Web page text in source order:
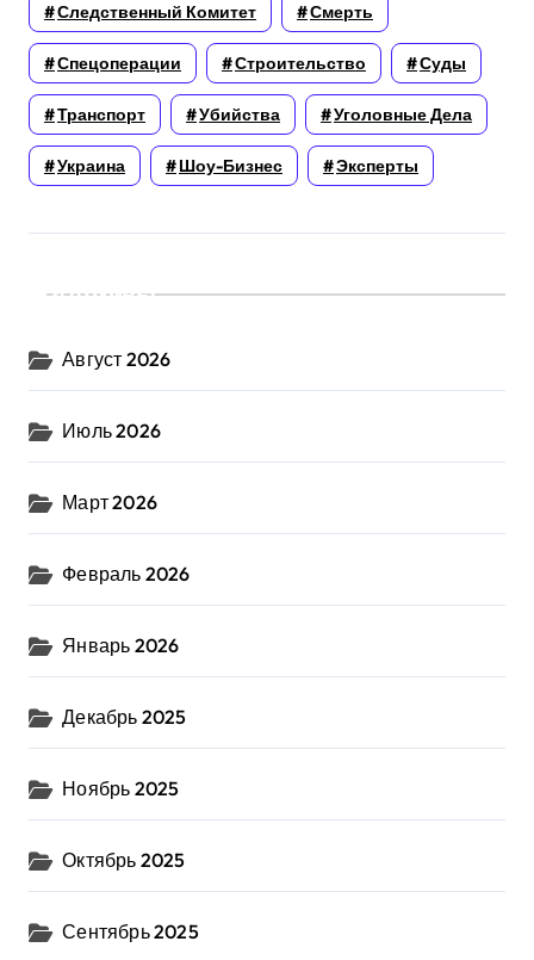
Следственный Комитет Смерть
Спецоперации Строительство Суды
Транспорт Убийства Уголовные Дела
Украина Шоу-Бизнес Эксперты
Архивы
Август 2026
Июль 2026
Март 2026
Февраль 2026
Январь 2026
Декабрь 2025
Ноябрь 2025
Октябрь 2025
Сентябрь 2025